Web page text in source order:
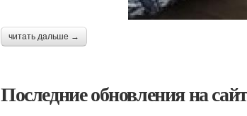
читать дальше →
Последние обновления на